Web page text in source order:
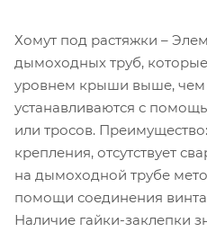
Хомут под растяжки –
дымоходных труб,
уровнем крыши выше, чем
устанавливаются с
или тросов.
крепления, отсутствует
на дымоходной трубе
помощи соединения
Наличие гайки-заклепки